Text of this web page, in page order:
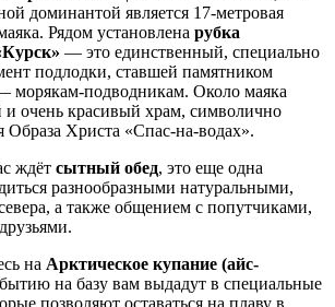
доминантой является 17-метровая
Рядом установлена рубка
— это единственный, специально
подлодки, ставшей памятником
морякам-подводникам. Около маяка
и очень красивый храм, символично
Христа «Спас-на-водах».
ждёт сытный обед, это еще одна
разнообразными натуральными,
а также общением с попутчиками,
на Арктическое купание (айс-
на базу вам выдадут в специальные
позволяют оставаться на плаву в